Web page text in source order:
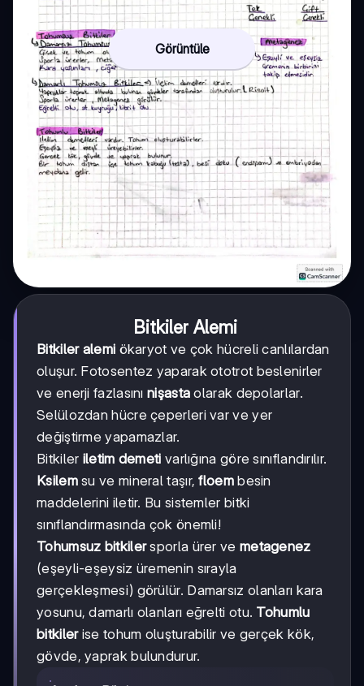
Görüntüle
Bitkiler Alemi
Bitkiler alemi ökaryot ve çok hücreli canlılardan
oluşur. Fotosentez yaparak ototrot beslenirler
ve enerji fazlasınınişasta olarak depolarlar.
Selülozdan hücre çeperleri var ve yer
değiştirme yapamazlar.
Bitkiler iletim demeti varlığına göre sınıflandırılır.
Ksilemsu ve mineral taşır,floembesin
maddelerini iletir. Bu sistemler bitki
sınıflandırmasında çok önemli!
Tohumsuz bitkilersporla ürer ve metagenez
(eşeyli-eşeysiz üremenin sırayla
gerçekleşmesi) görülür. Damarsız olanları kara
yosunu, damarlı olanları eğrelti otu. Tohumlu
bitkilerise tohum oluşturabilir ve gerçek kök,
gövde, yaprak bulundurur.